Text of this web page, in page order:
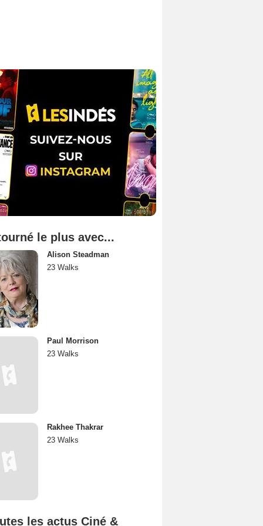
le plus avec...
Alison Steadman
23 Walks
Paul Morrison
23 Walks
Rakhee Thakrar
23 Walks
les actus Ciné &